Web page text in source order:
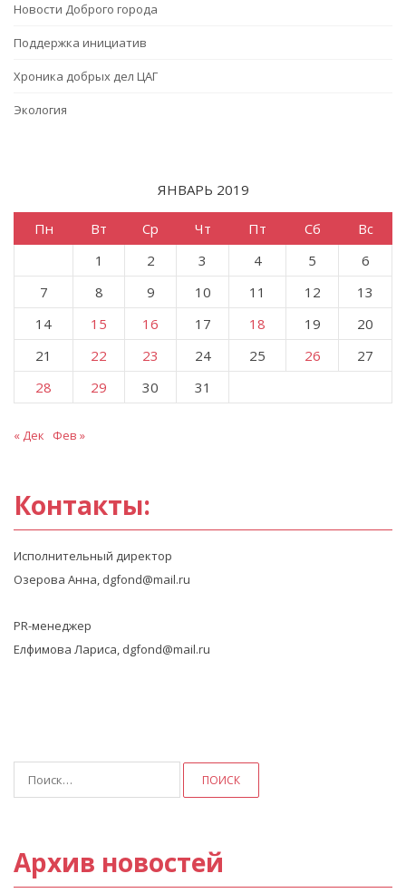
Новости Доброго города
Поддержка инициатив
Хроника добрых дел ЦАГ
Экология
ЯНВАРЬ 2019
Пн Вт Ср Чт Пт Сб
Вс
1
2 3 4 5
6
7
8 9 10 11 12
13
14
15 16 17 18 19
20
21
22 23 24 25 26
27
28
29 30 31
« Дек Фев »
Контакты:
Исполнительный директор
Озерова Анна, dgfond@mail.ru
PR-менеджер
Елфимова Лариса, dgfond@mail.ru
Архив новостей